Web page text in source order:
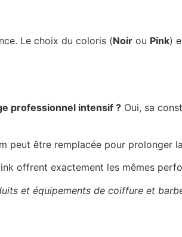
Le choix du coloris (Noir ou Pink)
professionnel intensif ? Oui, sa
peut être remplacée pour prolonger
offrent exactement les mêmes
et équipements de coiffure et